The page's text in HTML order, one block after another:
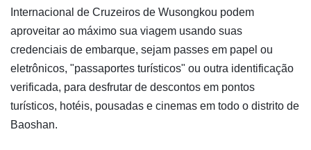
Internacional de Cruzeiros de Wusongkou podem
aproveitar ao máximo sua viagem usando suas
credenciais de embarque, sejam passes em papel ou
eletrônicos, "passaportes turísticos" ou outra identificação
verificada, para desfrutar de descontos em pontos
turísticos, hotéis, pousadas e cinemas em todo o distrito de
Baoshan.